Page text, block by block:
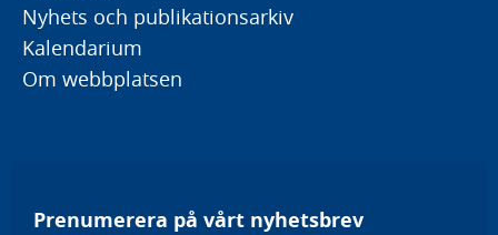
Nyhets och publikationsarkiv
Kalendarium
Om webbplatsen
Prenumerera på vårt nyhetsbrev